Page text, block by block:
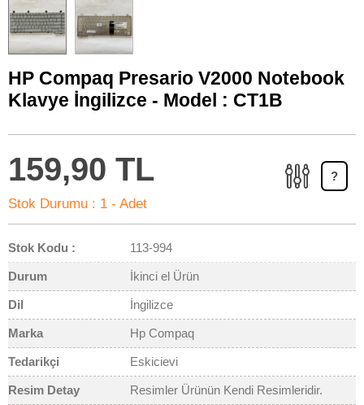
HP Compaq Presario V2000 Notebook
Klavye İngilizce - Model : CT1B
159,90 TL
Stok Durumu : 1 - Adet
?
Stok Kodu : 113-994
Durum İkinci el Ürün
Dil İngilizce
Marka Hp Compaq
Tedarikçi Eskicievi
Resim Detay Resimler Ürünün Kendi Resimleridir.